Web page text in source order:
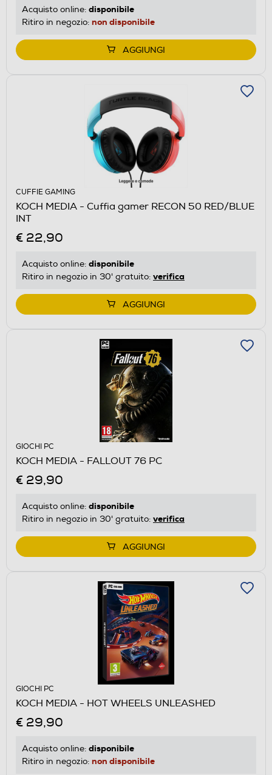
Acquisto online: disponibile
Ritiro in negozio: non disponibile
AGGIUNGI
CUFFIE GAMING
KOCH MEDIA - Cuffia gamer RECON 50 RED/BLUE
INT
€ 22,90
Acquisto online: disponibile
Ritiro in negozio in 30' gratuito: verifica
AGGIUNGI
GIOCHI PC
KOCH MEDIA - FALLOUT 76 PC
€ 29,90
Acquisto online: disponibile
Ritiro in negozio in 30' gratuito: verifica
AGGIUNGI
GIOCHI PC
KOCH MEDIA - HOT WHEELS UNLEASHED
€ 29,90
Acquisto online: disponibile
Ritiro in negozio: non disponibile